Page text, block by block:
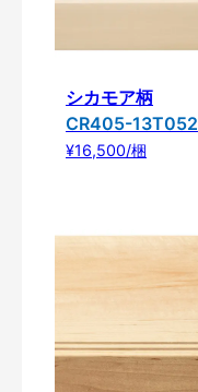
シカモア柄
CR405-13T052
¥16,500/梱